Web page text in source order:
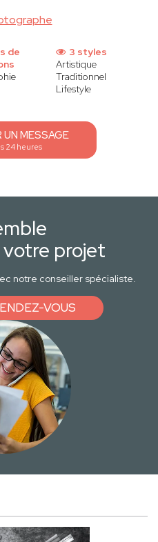
de
3 styles
Artistique
Traditionnel
Lifestyle
UN MESSAGE
24 heures
projet
notre conseiller spécialiste.
VOUS